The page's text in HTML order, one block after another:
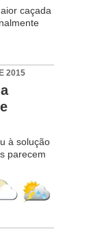
caçada
2015
à solução
parecem